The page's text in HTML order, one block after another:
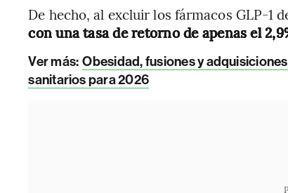
De hecho, al excluir los fármacos GLP-1
con una tasa de retorno de apenas el
Ver más: Obesidad, fusiones y
sanitarios para 2026